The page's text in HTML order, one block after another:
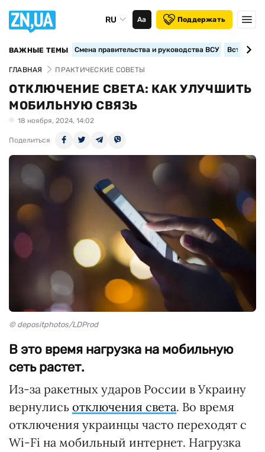
RU Аа Поддержать
ВАЖНЫЕ ТЕМЫ Смена правительства и руководства ВСУ
ГЛАВНАЯ ПРАКТИЧЕСКИЕ СОВЕТЫ
ОТКЛЮЧЕНИЕ СВЕТА: КАК УЛУЧШИТЬ
МОБИЛЬНУЮ СВЯЗЬ
18 ноября, 2024, 14:02
Поделиться
© depositphotos/LDProd
В это время нагрузка на мобильную
сеть растет.
Из-за ракетных ударов России в Украину
вернулись отключения света. Во время
отключения украинцы часто переходят с
Wi-Fi на мобильный интернет. Нагрузка